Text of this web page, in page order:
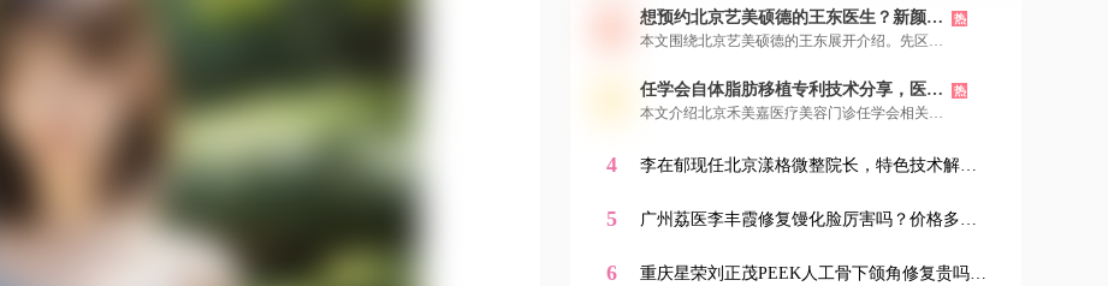
镜双平面等先进技术进行假体隆胸手术，实现自
然和谐的丰胸效果。机构提供多种国际知名假体
品牌选择，价格透明合理，并有大量真实成功案
进行在线咨询、查看案例和预约面诊，开启安全
放心的美丽蜕变之旅。
想预约北京艺美硕德的王东医生？新颜智
尚小程序一键预约还能了解价格
热
本文围绕北京艺美硕德的王东展开介绍。先区分
他。接着给出其热门项目价格参考，显示性价比
高。还分享就诊体验，强调环境舒适、无推销等
优点。最后介绍了新颜智尚小程序、微信、电话
通过小程序了解更多信息。
任学会自体脂肪移植专利技术分享，医院
详细地址，新颜智尚小程序可预约
热
本文介绍北京禾美嘉医疗美容门诊任学会相关信
厚、专利众多。他擅长自体脂肪移植等项目，技
术成熟、审美在线，所在机构专注脂肪领域。其
末提供新颜智尚小程序、微信、电话三种预约方
4
李在郁现任北京漾格微整院长，特色技术解
5
广州荔医李丰霞修复馒化脸厉害吗？价格多
颜智尚小程序一键预约！
6
重庆星荣刘正茂PEEK人工骨下颌角修复贵吗？